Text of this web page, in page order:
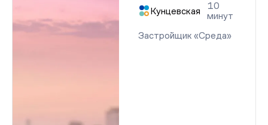
Кунцевская
10
минут
Застройщик «Среда»